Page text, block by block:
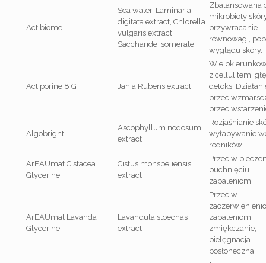
Actibiome
Sea water, Laminaria
digitata extract, Chlorella
vulgaris extract,
Saccharide isomerate
Zbalansowana
mikrobioty
przywracanie
równowagi,
wyglądu skóry.
Actiporine 8 G Jania Rubens extract
z cellulitem,
detoks.
Algobright
Ascophyllum nodosum
extract
Rozjaśnianie
wyłapywanie
rodników.
ArEAUmat Cistacea
Glycerine
Cistus monspeliensis
extract
Przeciw
puchnięciu i
zapaleniom.
ArEAUmat Lavanda
Glycerine
Lavandula stoechas
extract
Przeciw
zapaleniom,
zmiękczanie,
pielęgnacja
posłoneczna.